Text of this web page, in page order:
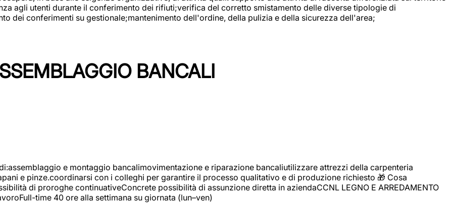
agli utenti durante il conferimento dei rifiuti;verifica del corretto smistamento delle diverse tipologie di
dei conferimenti su gestionale;mantenimento dell'ordine, della pulizia e della sicurezza dell'area;
BANCALI
e montaggio bancalimovimentazione e riparazione bancaliutilizzare attrezzi della carpenteria
e pinze.coordinarsi con i colleghi per garantire il processo qualitativo e di produzione richiesto 🎁 Cosa
di proroghe continuativeConcrete possibilità di assunzione diretta in aziendaCCNL LEGNO E ARREDAMENTO
time 40 ore alla settimana su giornata (lun–ven)